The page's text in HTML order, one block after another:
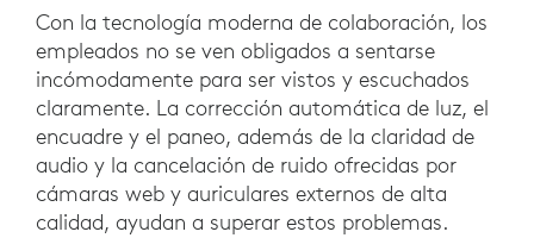
Con la tecnología moderna de colaboración, los
empleados no se ven obligados a sentarse
incómodamente para ser vistos y escuchados
claramente. La corrección automática de luz, el
encuadre y el paneo, además de la claridad de
audio y la cancelación de ruido ofrecidas por
cámaras web y auriculares externos de alta
calidad, ayudan a superar estos problemas.